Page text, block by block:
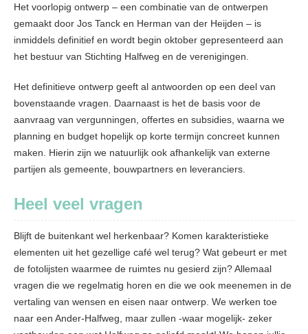
Het voorlopig ontwerp – een combinatie van de ontwerpen
gemaakt door Jos Tanck en Herman van der Heijden – is
inmiddels definitief en wordt begin oktober gepresenteerd aan
het bestuur van Stichting Halfweg en de verenigingen.
Het definitieve ontwerp geeft al antwoorden op een deel van
bovenstaande vragen. Daarnaast is het de basis voor de
aanvraag van vergunningen, offertes en subsidies, waarna we
planning en budget hopelijk op korte termijn concreet kunnen
maken. Hierin zijn we natuurlijk ook afhankelijk van externe
partijen als gemeente, bouwpartners en leveranciers.
Heel veel vragen
Blijft de buitenkant wel herkenbaar? Komen karakteristieke
elementen uit het gezellige café wel terug? Wat gebeurt er met
de fotolijsten waarmee de ruimtes nu gesierd zijn? Allemaal
vragen die we regelmatig horen en die we ook meenemen in de
vertaling van wensen en eisen naar ontwerp. We werken toe
naar een Ander-Halfweg, maar zullen -waar mogelijk- zeker